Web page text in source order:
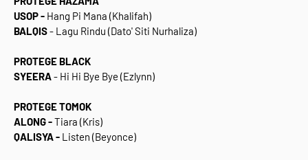
USOP - Hang Pi Mana (Khalifah)
BALQIS- Lagu Rindu (Dato' Siti Nurhaliza)
PROTEGE BLACK
SYEERA- Hi Hi Bye Bye (Ezlynn)
PROTEGE TOMOK
ALONG -Tiara (Kris)
QALISYA - Listen (Beyonce)